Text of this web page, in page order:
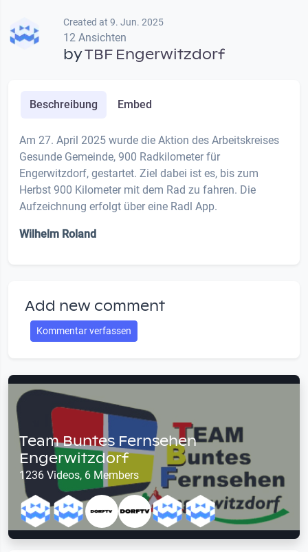
Created at 9. Jun. 2025
12 Ansichten
byTBF Engerwitzdorf
Beschreibung Embed
Am 27. April 2025 wurde die Aktion des Arbeitskreises
Gesunde Gemeinde, 900 Radkilometer für
Engerwitzdorf, gestartet. Ziel dabei ist es, bis zum
Herbst 900 Kilometer mit dem Rad zu fahren. Die
Aufzeichnung erfolgt über eine Radl App.
Wilhelm Roland
Add new comment
Kommentar verfassen
Team Buntes Fernsehen
Engerwitzdorf
1236 Videos, 6 Members